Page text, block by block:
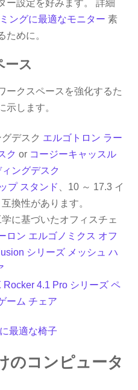
ー設定を好みます。 詳細
ングに最適なモニター 素
ために。
ース
ークスペースを強化するた
示します。
デスク エルゴトロン ラー
ク or コージーキャッスル
ングデスク
プ スタンド
、10 ～ 17.3 イ
換性があります。
に基づいたオフィスチェ
ロン エルゴノミクス オフ
シリーズ メッシュ ハ
Rocker 4.1 Pro シリーズ ペ
ーム チェア
最適な椅子
のコンピュータ